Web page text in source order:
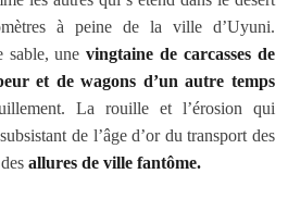
à peine de la ville d’Uyuni.
sable, unevingtaine de carcasses de
et de wagons d’un autre temps
La rouille et l’érosion qui
de l’âge d’or du transport des
allures de ville fantôme.